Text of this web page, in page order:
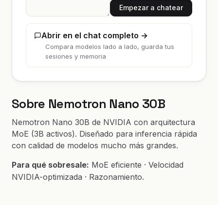
Empezar a chatear
Abrir en el chat completo →
Compara modelos lado a lado, guarda tus
sesiones y memoria
Sobre Nemotron Nano 30B
Nemotron Nano 30B de NVIDIA con arquitectura
MoE (3B activos). Diseñado para inferencia rápida
con calidad de modelos mucho más grandes.
Para qué sobresale: MoE eficiente · Velocidad
NVIDIA-optimizada · Razonamiento.